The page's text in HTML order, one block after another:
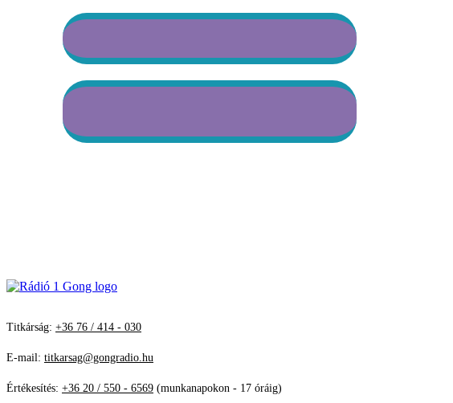
Titkárság: +36 76 / 414 - 030
E-mail: titkarsag@gongradio.hu
Értékesítés: +36 20 / 550 - 6569 (munkanapokon - 17 óráig)